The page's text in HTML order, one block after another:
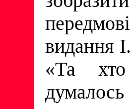
видання
«Та